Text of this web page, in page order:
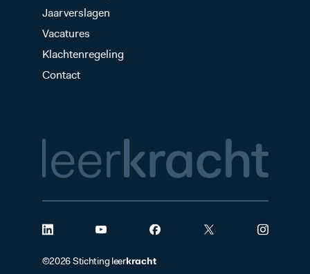
Jaarverslagen
Vacatures
Klachtenregeling
Contact
©2026 Stichting leerkracht